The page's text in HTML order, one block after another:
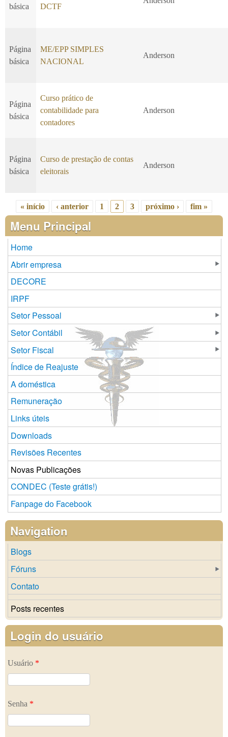
básica DCTF
Página
básica
ME/EPP SIMPLES
NACIONAL
Anderson
Página
básica
Curso prático de
contabilidade para
contadores
Anderson
Página
básica
Curso de prestação de contas
eleitorais
Anderson
Páginas
« início ‹ anterior 1 2 3 próximo › fim »
Menu Principal
Home
Abrir empresa
DECORE
IRPF
Setor Pessoal
Setor Contábil
Setor Fiscal
Índice de Reajuste
A doméstica
Remuneração
Links úteis
Downloads
Revisões Recentes
Novas Publicações
CONDEC (Teste grátis!)
Fanpage do Facebook
Navigation
Blogs
Fóruns
Contato
Posts recentes
Login do usuário
Usuário *
Senha *